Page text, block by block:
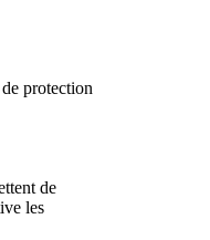
protection
de
les